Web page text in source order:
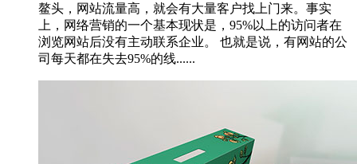
鳌头，网站流量高，就会有大量客户找上门来。事实
上，网络营销的一个基本现状是，95%以上的访问者在
浏览网站后没有主动联系企业。 也就是说，有网站的公
司每天都在失去95%的线......